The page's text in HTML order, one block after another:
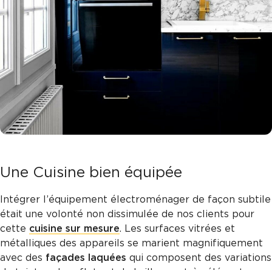
Une Cuisine bien équipée
Intégrer l’équipement électroménager de façon subtile
était une volonté non dissimulée de nos clients pour
cette cuisine sur mesure. Les surfaces vitrées et
métalliques des appareils se marient magnifiquement
avec des façades laquées qui composent des variations